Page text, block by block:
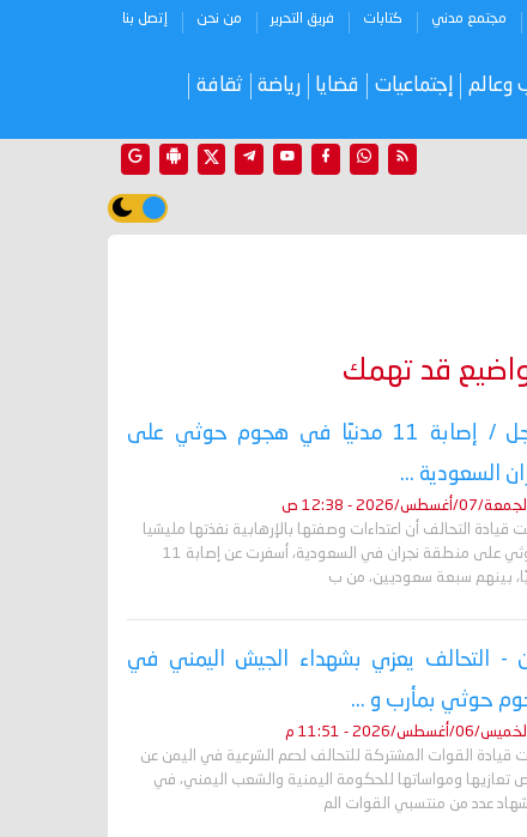
مجتمع مدني كتابات فريق التحرير من نحن إتصل بنا
وعالم إجتماعيات قضايا رياضة ثقافة
قد تهمك
عاجل / إصابة 11 مدنيًا في هجوم حوثي على
السعودية ...
الجمعة/07/أغسطس/2026 - 12:38 ص
قيادة التحالف أن اعتداءات وصفتها بالإرهابية نفذتها مليشيا
الحوثي على منطقة نجران في السعودية، أسفرت عن إصابة 11
بينهم سبعة سعوديين، من ب
- التحالف يعزي بشهداء الجيش اليمني في
حوثي بمأرب و ...
الخميس/06/أغسطس/2026 - 11:51 م
قيادة القوات المشتركة للتحالف لدعم الشرعية في اليمن عن
تعازيها ومواساتها للحكومة اليمنية والشعب اليمني، في
عدد من منتسبي القوات الم